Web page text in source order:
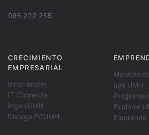
965 222 255
CRECIMIENTO
EMPRESARIAL
Innotransfer
IT Connecta
IngeniUMH
Divulga PCUMH
Maratón
ups UMH
Programa
Explorer
Emprende